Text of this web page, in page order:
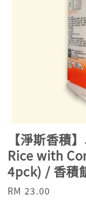
【淨斯香積
Rice with
4pck) / 香積
Regular
RM 23.00